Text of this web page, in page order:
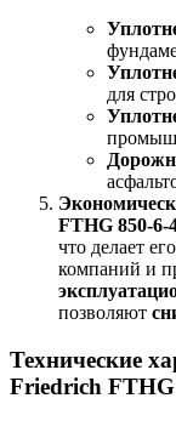
для
FTHG 850-6-
что делает его
компаний и
позволяют
Технические
Friedrich FTHG